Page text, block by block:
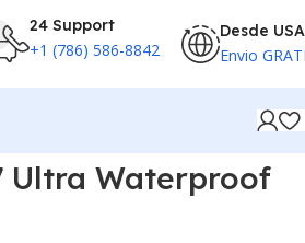
24 Support
+1 (786) 586-8842
Desde USA
Envio
Ultra Waterproof